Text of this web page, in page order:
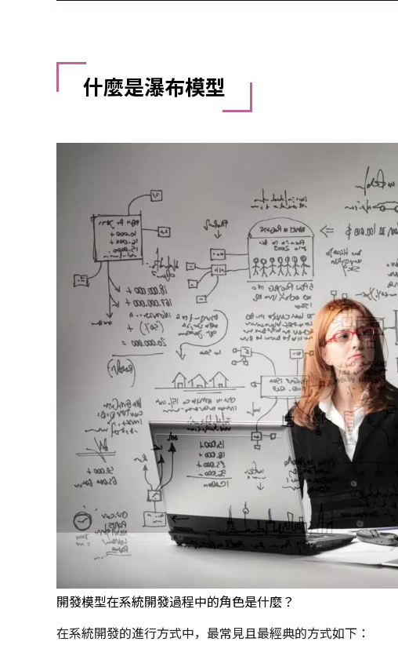
什麼是瀑布模型
開發模型在系統開發過程中的角色是什麼？
在系統開發的進行方式中，最常見且最經典的方式如下：